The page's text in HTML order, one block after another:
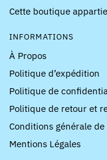
Cette boutique
INFORMATIONS
À Propos
Politique d’expédition
Politique de
Politique de retour et
Conditions générale de
Mentions Légales